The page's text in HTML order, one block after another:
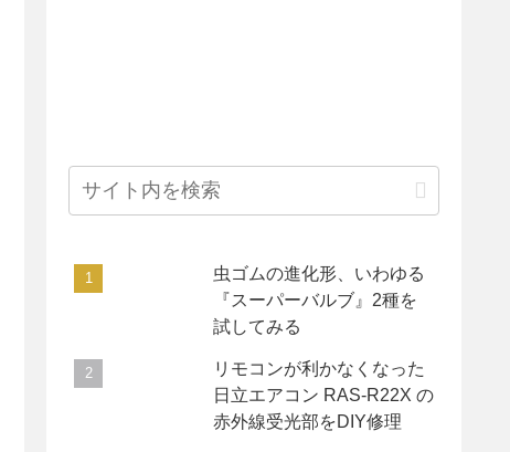
虫ゴムの進化形、いわゆる
『スーパーバルブ』2種を
試してみる
リモコンが利かなくなった
日立エアコン RAS-R22X の
赤外線受光部をDIY修理